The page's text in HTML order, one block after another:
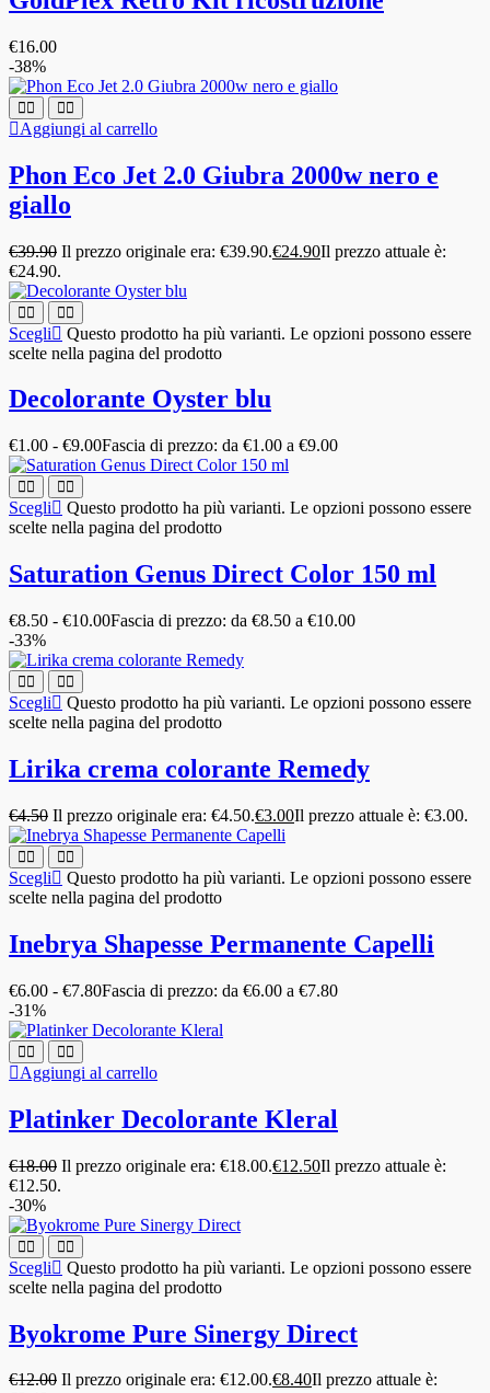
€16.00
-38%
Aggiungi al carrello
Phon Eco Jet 2.0 Giubra 2000w nero e
giallo
€39.90 Il prezzo originale era: €39.90.€24.90Il prezzo attuale è:
€24.90.
Scegli
Questo prodotto ha più varianti. Le opzioni possono essere
scelte nella pagina del prodotto
Decolorante Oyster blu
€1.00 - €9.00Fascia di prezzo: da €1.00 a €9.00
Scegli
Questo prodotto ha più varianti. Le opzioni possono essere
scelte nella pagina del prodotto
Saturation Genus Direct Color 150 ml
€8.50 - €10.00Fascia di prezzo: da €8.50 a €10.00
-33%
Scegli
Questo prodotto ha più varianti. Le opzioni possono essere
scelte nella pagina del prodotto
Lirika crema colorante Remedy
€4.50 Il prezzo originale era: €4.50.€3.00Il prezzo attuale è: €3.00.
Scegli
Questo prodotto ha più varianti. Le opzioni possono essere
scelte nella pagina del prodotto
Inebrya Shapesse Permanente Capelli
€6.00 - €7.80Fascia di prezzo: da €6.00 a €7.80
-31%
Aggiungi al carrello
Platinker Decolorante Kleral
€18.00 Il prezzo originale era: €18.00.€12.50Il prezzo attuale è:
€12.50.
-30%
Scegli
Questo prodotto ha più varianti. Le opzioni possono essere
scelte nella pagina del prodotto
Byokrome Pure Sinergy Direct
€12.00 Il prezzo originale era: €12.00.€8.40Il prezzo attuale è: